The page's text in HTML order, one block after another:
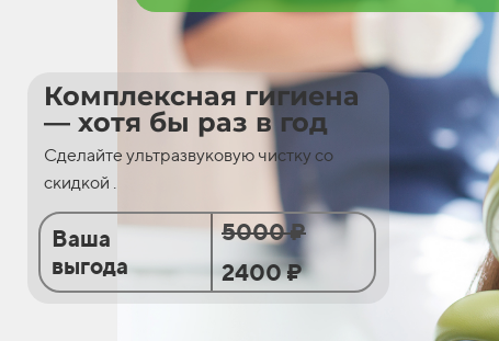
Комплексная гигиена
— хотя бы раз в год
Сделайте ультразвуковую чистку со
скидкой .
Ваша
выгода
5000 ₽
2400 ₽